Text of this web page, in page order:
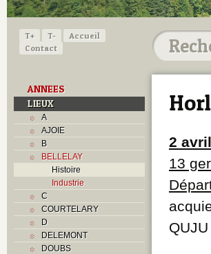
T+ T-
Accueil
Contact
ANNEES
LIEUX
A
AJOIE
B
BELLELAY
Histoire
Industrie
C
COURTELARY
D
DELEMONT
DOUBS
2
13